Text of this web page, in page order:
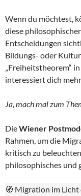
Wenn du möchtest,
diese
Entscheidungen
Bildungs- oder
„Freiheitstheorem“
interessiert dich
Ja, mach mal zum
DieWiener
Rahmen, um die
kritisch zu
philosophisches und
🧭 Migration im